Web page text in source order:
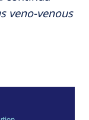
veno-venous